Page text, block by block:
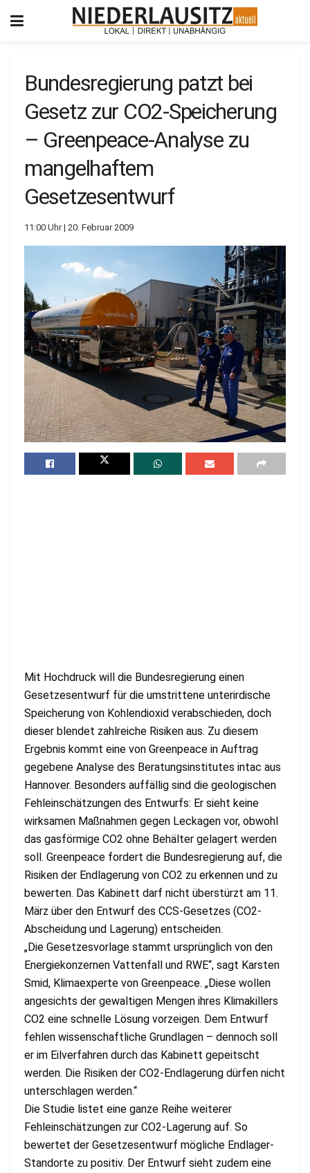
Bundesregierung patzt bei
Gesetz zur CO2-Speicherung
– Greenpeace-Analyse zu
mangelhaftem
Gesetzesentwurf
11:00 Uhr | 20. Februar 2009
Mit Hochdruck will die Bundesregierung einen
Gesetzesentwurf für die umstrittene unterirdische
Speicherung von Kohlendioxid verabschieden, doch
dieser blendet zahlreiche Risiken aus. Zu diesem
Ergebnis kommt eine von Greenpeace in Auftrag
gegebene Analyse des Beratungsinstitutes intac aus
Hannover. Besonders auffällig sind die geologischen
Fehleinschätzungen des Entwurfs: Er sieht keine
wirksamen Maßnahmen gegen Leckagen vor, obwohl
das gasförmige CO2 ohne Behälter gelagert werden
soll. Greenpeace fordert die Bundesregierung auf, die
Risiken der Endlagerung von CO2 zu erkennen und zu
bewerten. Das Kabinett darf nicht überstürzt am 11.
März über den Entwurf des CCS-Gesetzes (CO2-
Abscheidung und Lagerung) entscheiden.
„Die Gesetzesvorlage stammt ursprünglich von den
Energiekonzernen Vattenfall und RWE“, sagt Karsten
Smid, Klimaexperte von Greenpeace. „Diese wollen
angesichts der gewaltigen Mengen ihres Klimakillers
CO2 eine schnelle Lösung vorzeigen. Dem Entwurf
fehlen wissenschaftliche Grundlagen – dennoch soll
er im Eilverfahren durch das Kabinett gepeitscht
werden. Die Risiken der CO2-Endlagerung dürfen nicht
unterschlagen werden.“
Die Studie listet eine ganze Reihe weiterer
Fehleinschätzungen zur CO2-Lagerung auf. So
bewertet der Gesetzesentwurf mögliche Endlager-
Standorte zu positiv. Der Entwurf sieht zudem eine